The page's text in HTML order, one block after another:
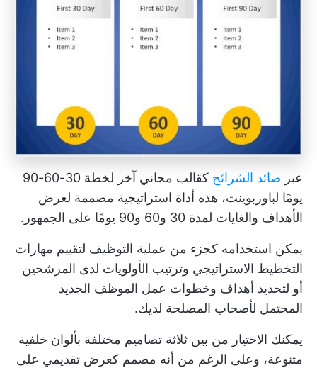
عبر صائد الشرائح
كقالب مجاني آخر لخطة 30-60-90
يومًا لباوربوينت، هذه أداة استراتيجية مصممة لعرض
الأهداف والغايات لمدة 30 و60 و90 يومًا على الجمهور.
يمكن استخدامه كجزء من عملية التوظيف لتقييم مهارات
التخطيط الاستراتيجي وترتيب الأولويات لدى المرشحين
أو لتحديد أهداف وخطوات عمل الموظف الجديد
المحتمل لأصحاب المصلحة لديك.
يمكنك الاختيار من بين ثلاثة تصاميم مختلفة بألوان خلفية
متنوعة، وعلى الرغم من أنه مصمم كعرض تقديمي على